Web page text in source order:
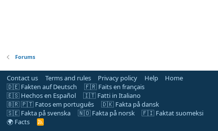
Forums
Contact us Terms and rules Privacy policy Help
Home
🇩🇪 Fakten auf Deutsch
🇫🇷 Faits en français
🇪🇸 Hechos en Español
🇮🇹 Fatti in Italiano
🇧🇷 🇵🇹 Fatos em português
🇩🇰 Fakta på dansk
🇸🇪 Fakta på svenska
🇳🇴 Fakta på norsk
🇫🇮 Faktat suomeksi
🌍 Facts
R